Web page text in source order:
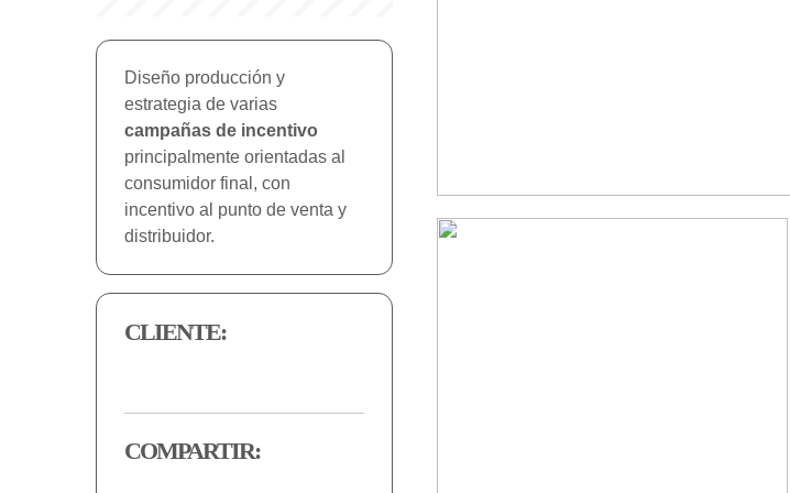
Diseño producción y
estrategia de varias
campañas de incentivo
principalmente orientadas al
consumidor final, con
incentivo al punto de venta y
distribuidor.
CLIENTE:
COMPARTIR: